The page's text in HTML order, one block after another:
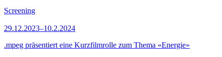
Screening
29.12.2023–10.2.2024
.mpeg präsentiert eine Kurzfilmrolle zum Thema «Energie»